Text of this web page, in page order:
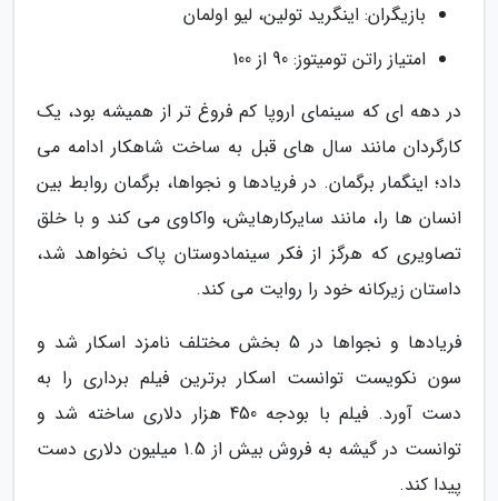
بازیگران: اینگرید تولین، لیو اولمان
امتیاز راتن تومیتوز: 90 از 100
در دهه ای که سینمای اروپا کم فروغ تر از همیشه بود، یک
کارگردان مانند سال های قبل به ساخت شاهکار ادامه می
داد؛ اینگمار برگمان. در فریادها و نجواها، برگمان روابط بین
انسان ها را، مانند سایرکارهایش، واکاوی می کند و با خلق
تصاویری که هرگز از فکر سینمادوستان پاک نخواهد شد،
داستان زیرکانه خود را روایت می کند.
فریادها و نجواها در 5 بخش مختلف نامزد اسکار شد و
سون نکویست توانست اسکار برترین فیلم برداری را به
دست آورد. فیلم با بودجه 450 هزار دلاری ساخته شد و
توانست در گیشه به فروش بیش از 1.5 میلیون دلاری دست
پیدا کند.